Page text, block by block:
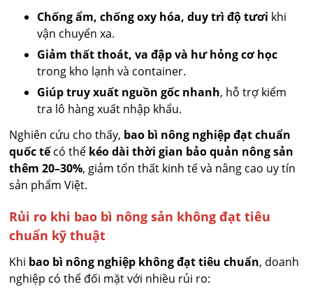
Chống ẩm, chống oxy hóa, duy trì độ tươi khi
vận chuyển xa.
Giảm thất thoát, va đập và hư hỏng cơ học
trong kho lạnh và container.
Giúp truy xuất nguồn gốc nhanh, hỗ trợ kiểm
tra lô hàng xuất nhập khẩu.
Nghiên cứu cho thấy, bao bì nông nghiệp đạt chuẩn
quốc tếcó thể kéo dài thời gian bảo quản nông sản
thêm 20–30%, giảm tổn thất kinh tế và nâng cao uy tín
sản phẩm Việt.
Rủi ro khi bao bì nông sản không đạt tiêu
chuẩn kỹ thuật
Khi bao bì nông nghiệp không đạt tiêu chuẩn, doanh
nghiệp có thể đối mặt với nhiều rủi ro: